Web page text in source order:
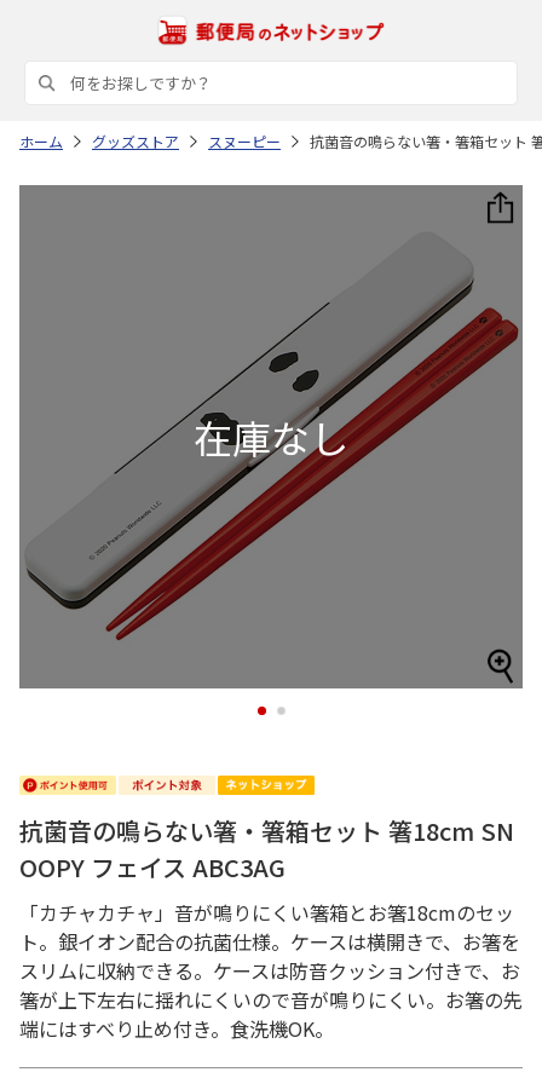
ホーム グッズストア スヌーピー 抗菌音の鳴らない箸・箸箱セット
1 2
抗菌音の鳴らない箸・箸箱セット 箸18cm SN
OOPY フェイス ABC3AG
「カチャカチャ」音が鳴りにくい箸箱とお箸18cmのセッ
ト。銀イオン配合の抗菌仕様。ケースは横開きで、お箸を
スリムに収納できる。ケースは防音クッション付きで、お
箸が上下左右に揺れにくいので音が鳴りにくい。お箸の先
端にはすべり止め付き。食洗機OK。